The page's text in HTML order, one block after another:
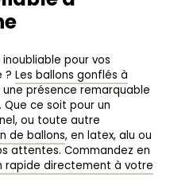
pour vos
? Les ballons gonflés à
présence remarquable
ce soit pour un
ou toute autre
de ballons, en latex, alu ou
attentes. Commandez en
rapide directement à votre